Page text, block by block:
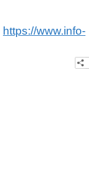
https://www.info-